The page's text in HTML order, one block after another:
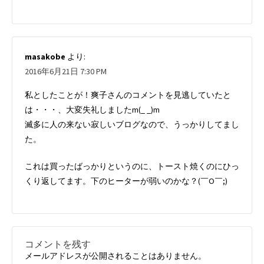
masakobe より:
2016年6月21日 7:30 PM
私としたことが！爽子さんのコメントを見逃していたと
は・・・、大変失礼しましたm(_ _)m
滅多に人の来ない寂しいブログなので、うっかりしてまし
た。
これは買ったばっかりというのに、トースト焼くのにひっ
くり返してます。下のヒーターが弱いのかな？(￣O￣;)
コメントを残す
メールアドレスが公開されることはありません。